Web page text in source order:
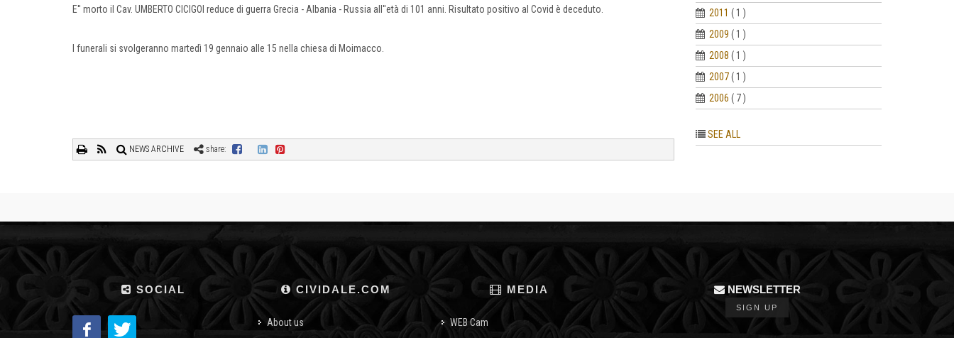
E'' morto il Cav. UMBERTO CICIGOI reduce di guerra Grecia - Albania - Russia all''età di 101 anni. Risultato positivo al Covid è deceduto.
I funerali si svolgeranno martedì 19 gennaio alle 15 nella chiesa di Moimacco.
NEWS ARCHIVE share:
2011 ( 1 )
2009 ( 1 )
2008 ( 1 )
2007 ( 1 )
2006 ( 7 )
SEE ALL
SOCIAL CIVIDALE.COM
About us
MEDIA
WEB Cam
NEWSLETTER
SIGN UP